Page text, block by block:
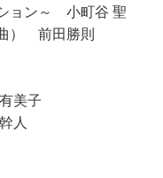
ョン～ 小町谷 聖
） 前田勝則
美子
人